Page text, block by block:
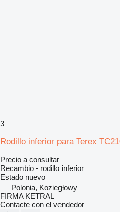
3
Rodillo inferior para Terex
Precio a consultar
Recambio - rodillo inferior
Estado nuevo
Polonia, Koziegłowy
FIRMA KETRAL
Contacte con el vendedor